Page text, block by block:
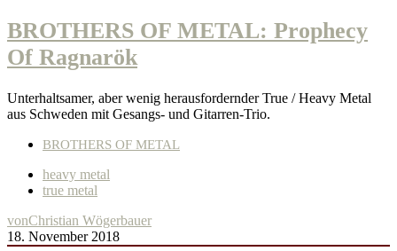
BROTHERS OF METAL: Prophecy
Of Ragnarök
Unterhaltsamer, aber wenig herausfordernder True / Heavy Metal
aus Schweden mit Gesangs- und Gitarren-Trio.
BROTHERS OF METAL
heavy metal
true metal
vonChristian Wögerbauer
18. November 2018